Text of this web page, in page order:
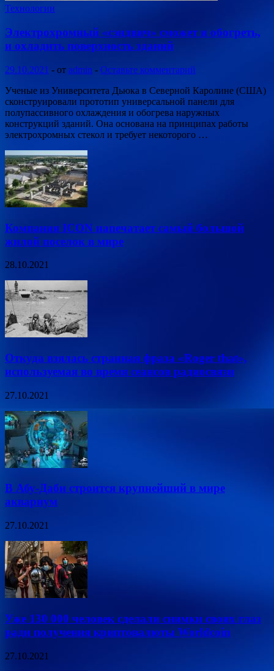
Технологии
Электрохромный «сэндвич» сможет и обогреть,
и охладить поверхность зданий
29.10.2021 - от admin - Оставьте комментарий
Ученые из Университета Дьюка в Северной Каролине (США)
сконструировали прототип универсальной панели для
полупассивного охлаждения и обогрева наружных
конструкций зданий. Она основана на принципах работы
электрохромных стекол и требует некоторого …
Компания ICON напечатает самый большой
жилой поселок в мире
28.10.2021
Откуда взялась странная фраза «Roger that»,
используемая во время сеансов радиосвязи
27.10.2021
В Абу-Даби строится крупнейший в мире
аквариум
27.10.2021
Уже 130 000 человек сделали снимки своих глаз
ради получения криптовалюты Worldcoin
27.10.2021